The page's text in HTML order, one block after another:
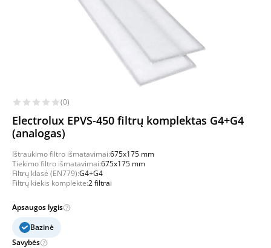
(0)
Electrolux EPVS-450 filtrų komplektas G4+G4
(analogas)
Ištraukimo filtro išmatavimai:675x175 mm
Tiekimo filtro išmatavimai:675x175 mm
Filtrų klasė (EN779):G4+G4
Filtrų kiekis komplekte:2 filtrai
Apsaugos lygis
Bazinė
Savybės